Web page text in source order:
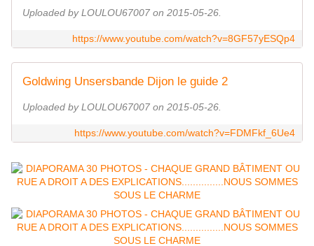
Uploaded by LOULOU67007 on 2015-05-26.
https://www.youtube.com/watch?v=8GF57yESQp4
Goldwing Unsersbande Dijon le guide 2
Uploaded by LOULOU67007 on 2015-05-26.
https://www.youtube.com/watch?v=FDMFkf_6Ue4